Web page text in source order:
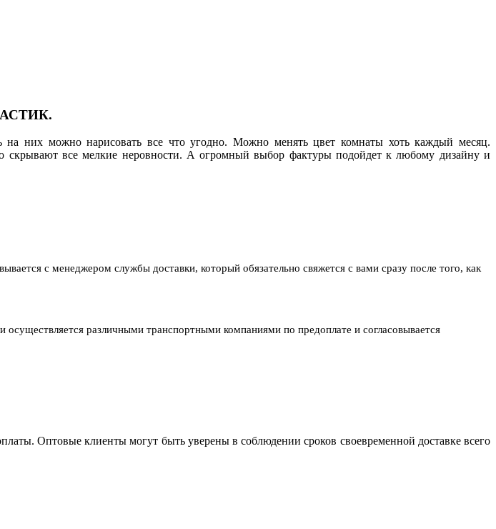
на них можно нарисовать все что угодно. Можно менять цвет комнаты хоть каждый месяц.
скрывают все мелкие неровности. А огромный выбор фактуры подойдет к любому дизайну и
с менеджером службы доставки, который обязательно свяжется с вами сразу после того, как
различными транспортными компаниями по предоплате и согласовывается
Оптовые клиенты могут быть уверены в соблюдении сроков своевременной доставке всего